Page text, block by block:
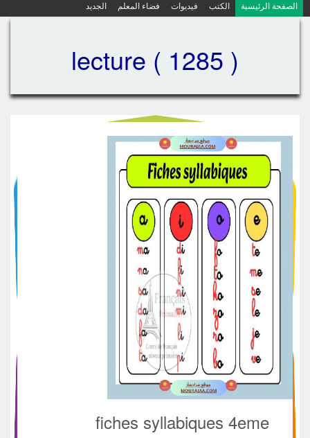
الصفحة الرئيسية الكتب فيديوات فضاء المعلم الجديد
lecture ( 1285 )
fiches syllabiques 4eme